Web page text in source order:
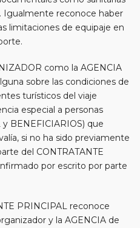
Igualmente reconoce haber
limitaciones de equipaje en
como la AGENCIA
sobre las condiciones de
turísticos del viaje
especial a personas
y BENEFICIARIOS) que
si no ha sido previamente
del CONTRATANTE
por escrito por parte
PRINCIPAL reconoce
y la AGENCIA de